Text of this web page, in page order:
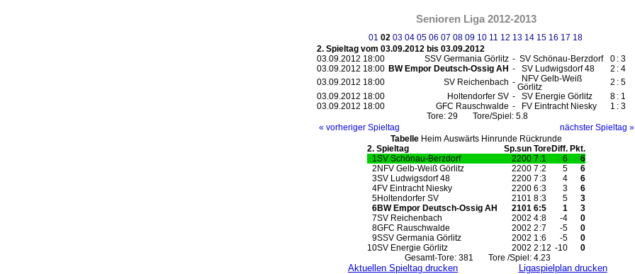
Senioren Liga 2012-2013
01 02 03 04 05 06 07 08 09 10 11 12 13 14 15 16 17 18
2. Spieltag vom 03.09.2012 bis 03.09.2012
03.09.2012 18:00
SSV Germania Görlitz - SV Schönau-Berzdorf 0 : 3
03.09.2012 18:00 BW Empor Deutsch-Ossig AH - SV Ludwigsdorf 48 2 : 4
03.09.2012 18:00
SV Reichenbach -
NFV Gelb-Weiß
Görlitz
2 : 5
03.09.2012 18:00
Holtendorfer SV - SV Energie Görlitz 8 : 1
03.09.2012 18:00
GFC Rauschwalde - FV Eintracht Niesky 1 : 3
Tore: 29 Tore/Spiel: 5.8
« vorheriger Spieltag
nächster Spieltag »
Tabelle Heim Auswärts Hinrunde Rückrunde
2. Spieltag
Sp.sun ToreDiff. Pkt.
1SV Schönau-Berzdorf 2200 7 :1 6
6
2 NFV Gelb-Weiß Görlitz 2200 7 :2 5
6
3SV Ludwigsdorf 48 2200 7 :3 4
6
4FV Eintracht Niesky 2200 6 :3 3
6
5Holtendorfer SV 2101 8:3 5
3
6BW Empor Deutsch-Ossig AH 2101 6:5 1
3
7SV Reichenbach 2002 4:8 -4
0
8GFC Rauschwalde 2002 2 :7 -5
0
9SSV Germania Görlitz 2002 1 :6 -5
0
10SV Energie Görlitz 2002 2 :12 -10
0
Gesamt-Tore: 381 Tore /Spiel: 4.23
Aktuellen Spieltag drucken
Ligaspielplan drucken